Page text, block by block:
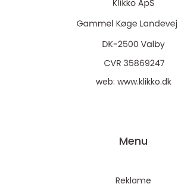
web: www.klikko.dk
Menu
Reklame